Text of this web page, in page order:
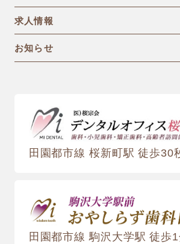
求人情報
お知らせ
田園都市線 桜新町駅 徒歩30
田園都市線 駒沢大学駅 徒歩1